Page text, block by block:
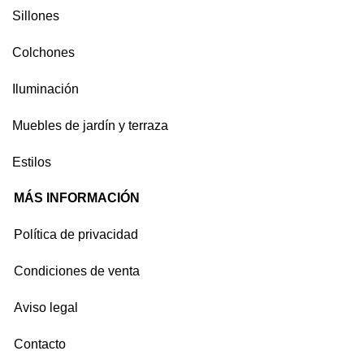
Sillones
Colchones
Iluminación
Muebles de jardín y terraza
Estilos
MÁS INFORMACIÓN
Política de privacidad
Condiciones de venta
Aviso legal
Contacto